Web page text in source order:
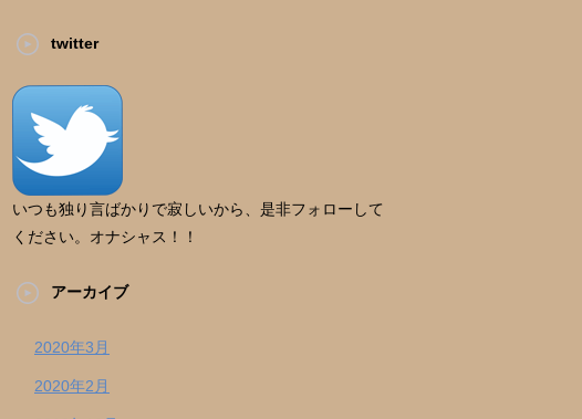
twitter
いつも独り言ばかりで寂しいから、是非フォローして
ください。オナシャス！！
アーカイブ
2020年3月
2020年2月